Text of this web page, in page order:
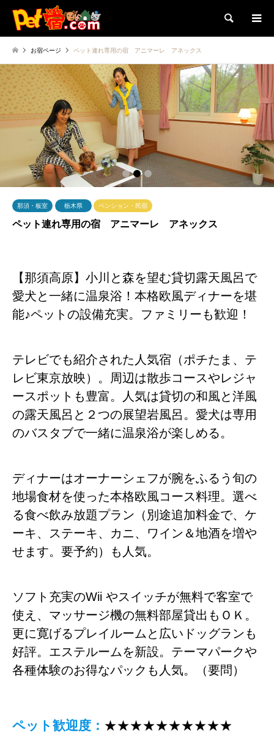
検索
お宿ページ ペット連れ専用の宿 アニマーレ アネックス
3
那須・板室 栃木県 ペンション・民宿
ペット連れ専用の宿 アニマーレ アネックス
【那須高原】小川と森を望む貸切露天風呂で
愛犬と一緒に温泉浴！本格欧風ディナーを堪
能♪ペットの設備充実。ファミリーも歓迎！
テレビでも紹介された人気宿（ポチたま、テ
レビ東京放映）。周辺は散歩コースやレジャ
ースポットも豊富。人気は貸切の和風と洋風
の露天風呂と２つの展望岩風呂。愛犬は専用
のバスタブで一緒に温泉浴が楽しめる。
ディナーはオーナーシェフが腕をふるう旬の
地場食材を使った本格欧風コース料理。選べ
る食べ飲み放題プラン（別途追加料金で、ケ
ーキ、ステーキ、カニ、ワイン＆地酒を増や
せます。要予約）も人気。
ソフト充実のWii やスイッチが無料で客室で
使え、マッサージ機の無料部屋貸出もＯＫ。
更に寛げるプレイルームと広いドッグランも
好評。エステルームを新設。テーマパークや
各種体験のお得なパックも人気。（要問）
ペット歓迎度： ★★★★★★★★★★